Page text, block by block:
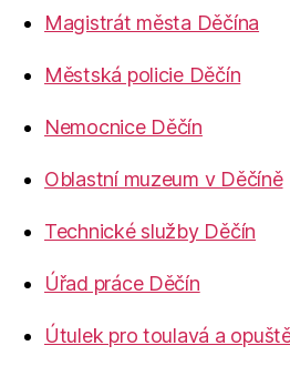
Magistrát města Děčína
Městská policie Děčín
Nemocnice Děčín
Oblastní muzeum v Děčíně
Technické služby Děčín
Úřad práce Děčín
Útulek pro toulavá a